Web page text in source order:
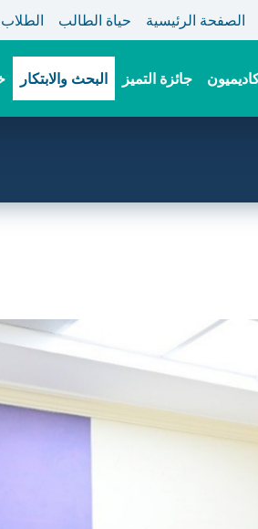
الصفحة الرئيسية حياة الطالب الطلاب
جائزة التميز البحث والابتكار